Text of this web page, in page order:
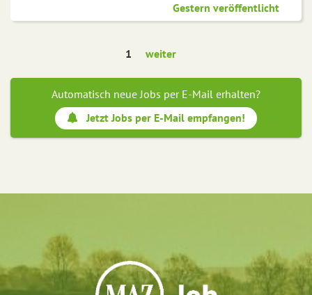
Gestern veröffentlicht
1 weiter
Automatisch neue Jobs per E-Mail erhalten?
Jetzt Jobs per E-Mail empfangen!